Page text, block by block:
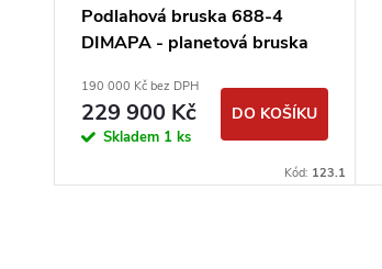
Podlahová bruska 688-4
DIMAPA - planetová bruska
190 000 Kč bez DPH
229 900 Kč
Skladem 1 ks
DO KOŠÍKU
Kód: 123.1